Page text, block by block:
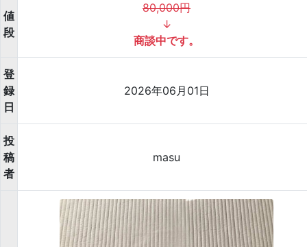
値
段
80,000円
↓
商談中です。
登
録
日
2026年06月01日
投
稿
者
masu